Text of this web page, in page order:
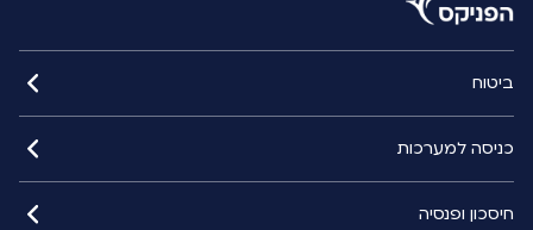
ביטוח
כניסה למערכות
חיסכון ופנסיה